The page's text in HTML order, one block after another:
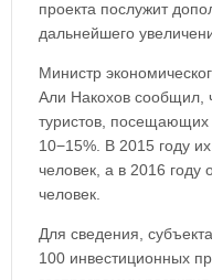
проекта послужит
дальнейшего
Министр
Али Накохов сообщил,
туристов, посещающих
10−15%. В 2015 году
человек, а в 2016 году
человек.
Для сведения,
100 инвестиционных